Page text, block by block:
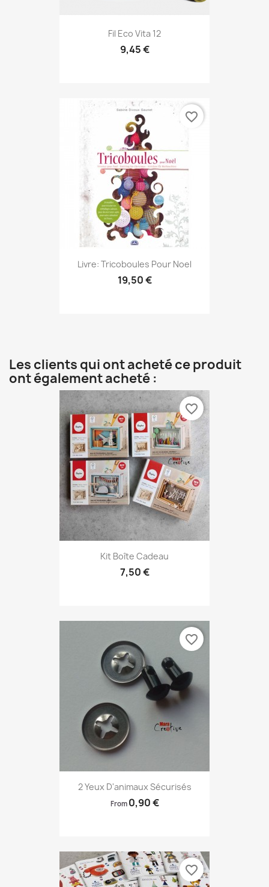
Fil Eco Vita 12
9,45 €
Livre: Tricoboules Pour Noel
19,50 €
favorite_border
Les clients qui ont acheté ce produit
ont également acheté :
Kit Boîte Cadeau
7,50 €
favorite_border
2 Yeux D'animaux Sécurisés
From 0,90 €
favorite_border
favorite_border